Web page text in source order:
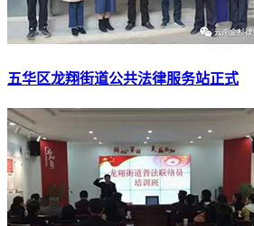
五华区龙翔街道公共法律服务站正式